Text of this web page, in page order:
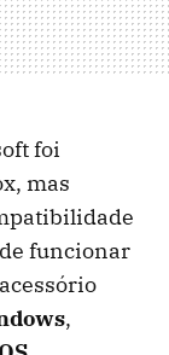
foi
mas
funcionar
,